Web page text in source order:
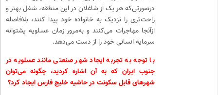
درصورتی‌که هر یک از شاغلان در این منطقه، شغل بهتر و
راحت‌تری را نزدیک به خانواده خود پیدا کنند، بلافاصله
ازآنجا مهاجرات می‌کنند و به‌مرور زمان عسلویه پشتوانه
سرمایه انسانی خود را از دست می‌دهد.
با توجه به تجربه ایجاد شهر صنعتی مانند عسلویه در
جنوب ایران که به آن اشاره کردید، چگونه می‌توان
شهرهای قابل سکونت در حاشیه خلیج فارس ایجاد کرد؟